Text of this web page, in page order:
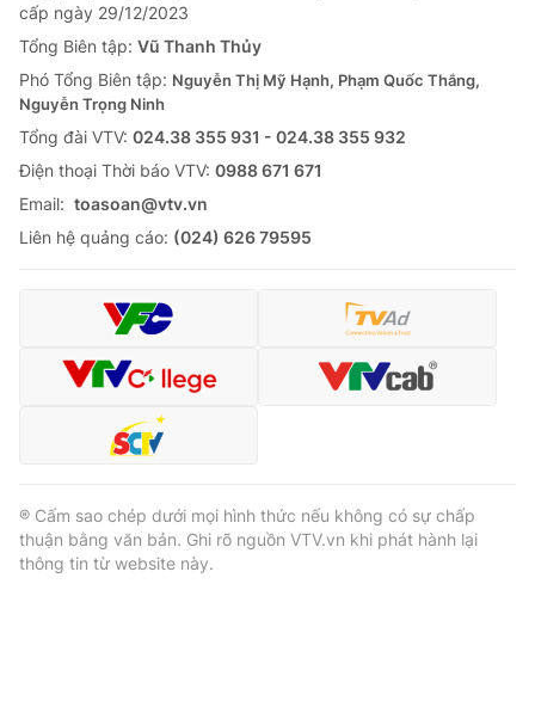
cấp ngày 29/12/2023
Tổng Biên tập: Vũ Thanh Thủy
Phó Tổng Biên tập: Nguyễn Thị Mỹ Hạnh, Phạm Quốc Thắng,
Nguyễn Trọng Ninh
Tổng đài VTV: 024.38 355 931 - 024.38 355 932
Ðiện thoại Thời báo VTV: 0988 671 671
Email: toasoan@vtv.vn
Liên hệ quảng cáo: (024) 626 79595
® Cấm sao chép dưới mọi hình thức nếu không có sự chấp
thuận bằng văn bản. Ghi rõ nguồn VTV.vn khi phát hành lại
thông tin từ website này.